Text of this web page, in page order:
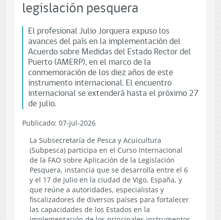
legislación pesquera
El profesional Julio Jorquera expuso los
avances del país en la implementación del
Acuerdo sobre Medidas del Estado Rector del
Puerto (AMERP), en el marco de la
conmemoración de los diez años de este
instrumento internacional. El encuentro
internacional se extenderá hasta el próximo 27
de julio.
Publicado: 07-jul-2026
La Subsecretaría de Pesca y Acuicultura
(Subpesca) participa en el Curso Internacional
de la FAO sobre Aplicación de la Legislación
Pesquera, instancia que se desarrolla entre el 6
y el 17 de julio en la ciudad de Vigo, España, y
que reúne a autoridades, especialistas y
fiscalizadores de diversos países para fortalecer
las capacidades de los Estados en la